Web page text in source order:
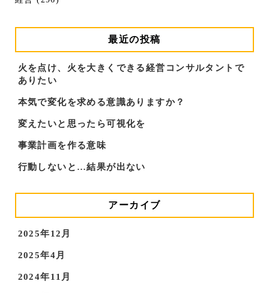
最近の投稿
火を点け、火を大きくできる経営コンサルタントで
ありたい
本気で変化を求める意識ありますか？
変えたいと思ったら可視化を
事業計画を作る意味
行動しないと…結果が出ない
アーカイブ
2025年12月
2025年4月
2024年11月